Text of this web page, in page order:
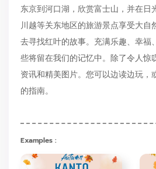
东京到河口湖，欣赏富士山，并在日
川越等关东地区的旅游景点享受大自
去寻找红叶的故事。充满乐趣、幸福
些将留在我们的记忆中。除了令人惊
资讯和精美图片。您可以边读边玩，
的指南。
Examples :